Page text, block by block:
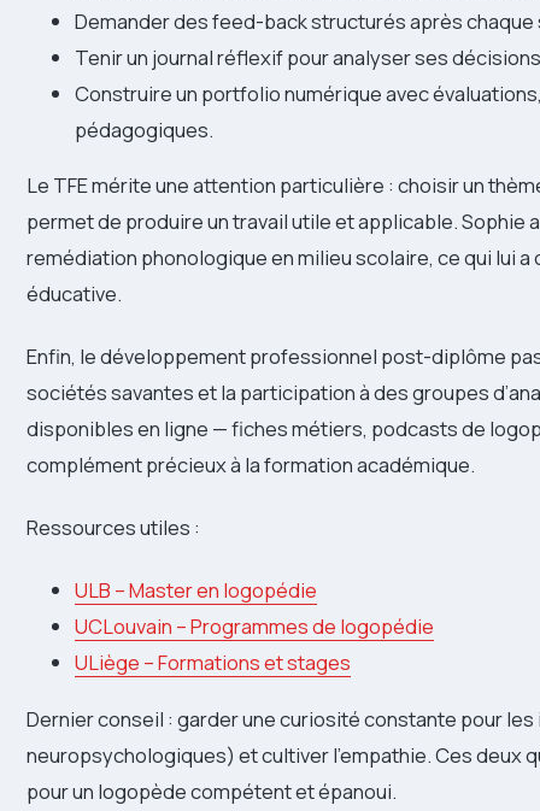
Demander des feed-back structurés après
Tenir un journal réflexif pour analyser ses
Construire un portfolio numérique avec
pédagogiques.
Le TFE mérite une attention particulière : choisir un
permet de produire un travail utile et applicable. Sophie
remédiation phonologique en milieu scolaire, ce qui lui
éducative.
Enfin, le développement professionnel post-diplôme
sociétés savantes et la participation à des groupes
disponibles en ligne — fiches métiers, podcasts de
complément précieux à la formation académique.
Ressources utiles :
ULB – Master en logopédie
UCLouvain – Programmes de logopédie
ULiège – Formations et stages
Dernier conseil : garder une curiosité constante pour
neuropsychologiques) et cultiver l’empathie. Ces deux
pour un logopède compétent et épanoui.